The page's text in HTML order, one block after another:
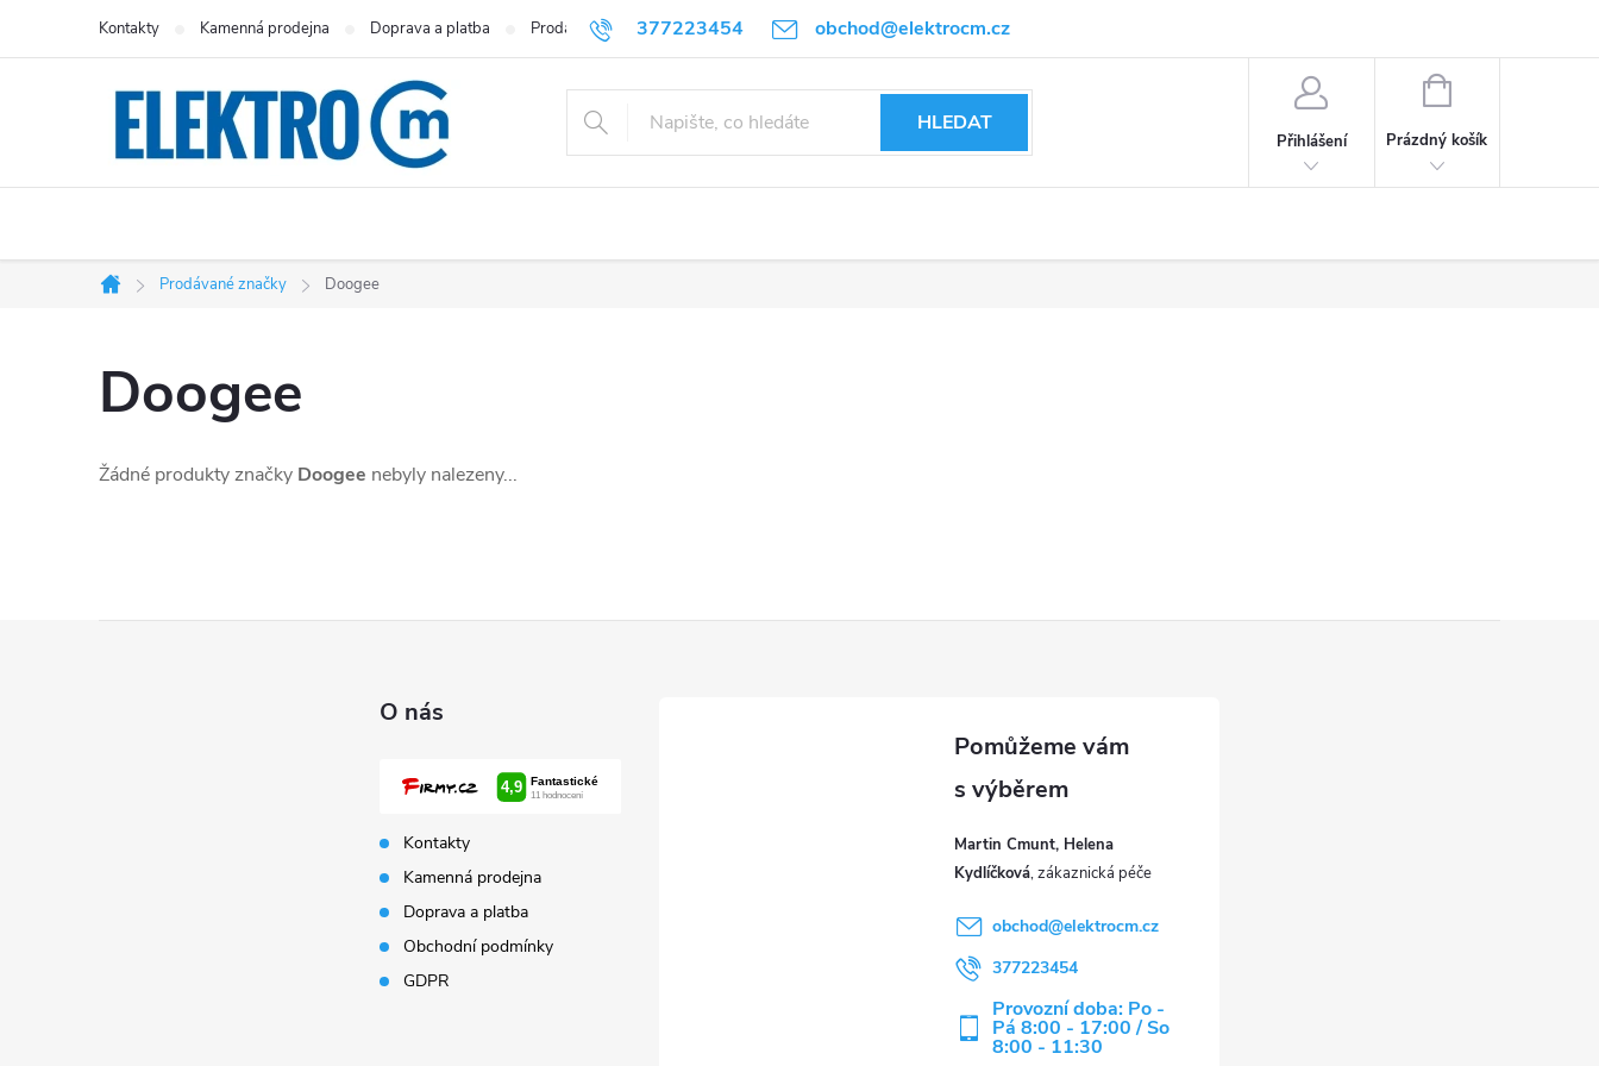
377223454 obchod@elektrocm.cz
Kontakty Kamenná prodejna Doprava a platba Prodávané značky
HLEDAT
Přihlášení
NÁKUPNÍ
Prázdný košík
Domů
Prodávané značky Doogee
Doogee
Žádné produkty značky Doogee nebyly nalezeny...
O nás
Kontakty
Kamenná prodejna
Doprava a platba
Obchodní podmínky
GDPR
Martin Cmunt, Helena
Kydlíčková
obchod@elektrocm.cz
377223454
Provozní doba: Po -
Pá 8:00 - 17:00 / So
8:00 - 11:30